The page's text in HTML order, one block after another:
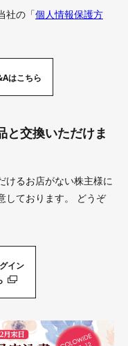
社の「個人情報保護方
はこちら
と交換いただけま
けるお店がない株主様に
ております。
どうぞ
イン